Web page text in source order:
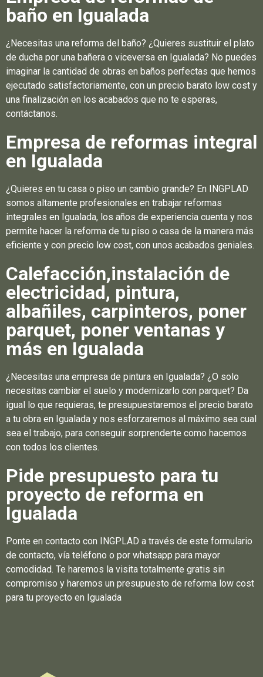
baño en Igualada
¿Necesitas una reforma del baño? ¿Quieres sustituir el plato
de ducha por una bañera o viceversa en Igualada? No puedes
imaginar la cantidad de obras en baños perfectas que hemos
ejecutado satisfactoriamente, con un precio barato low cost y
una finalización en los acabados que no te esperas,
contáctanos.
Empresa de reformas integral
en Igualada
¿Quieres en tu casa o piso un cambio grande? En INGPLAD
somos altamente profesionales en trabajar reformas
integrales en Igualada, los años de experiencia cuenta y nos
permite hacer la reforma de tu piso o casa de la manera más
eficiente y con precio low cost, con unos acabados geniales.
Calefacción,instalación de
electricidad, pintura,
albañiles, carpinteros, poner
parquet, poner ventanas y
más en Igualada
¿Necesitas una empresa de pintura en Igualada? ¿O solo
necesitas cambiar el suelo y modernizarlo con parquet? Da
igual lo que requieras, te presupuestaremos el precio barato
a tu obra en Igualada y nos esforzaremos al máximo sea cual
sea el trabajo, para conseguir sorprenderte como hacemos
con todos los clientes.
Pide presupuesto para tu
proyecto de reforma en
Igualada
Ponte en contacto con INGPLAD a través de este formulario
de contacto, vía teléfono o por whatsapp para mayor
comodidad. Te haremos la visita totalmente gratis sin
compromiso y haremos un presupuesto de reforma low cost
para tu proyecto en Igualada